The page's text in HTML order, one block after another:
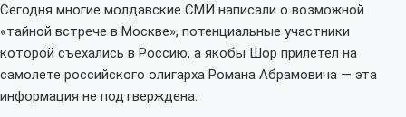
Сегодня многие молдавские СМИ написали о возможной
«тайной встрече в Москве», потенциальные участники
которой съехались в Россию, а якобы Шор прилетел на
самолете российского олигарха Романа Абрамовича — эта
информация не подтверждена.